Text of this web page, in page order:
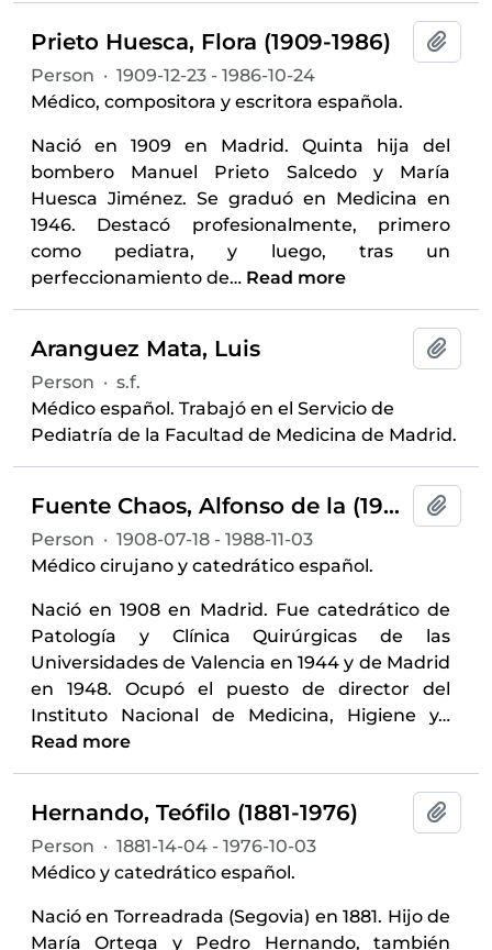
Prieto Huesca, Flora‏ ‎(1909-1986)
Person · 1909-12-23 - 1986-10-24
Médico, compositora y escritora española.
Nació en 1909 en Madrid. Quinta hija del
bombero Manuel Prieto Salcedo y María
Huesca Jiménez. Se graduó en Medicina en
1946. Destacó profesionalmente, primero
como pediatra, y luego, tras un
perfeccionamiento de… Read more
Aranguez Mata, Luis
Person · s.f.
Médico español. Trabajó en el Servicio de
Pediatría de la Facultad de Medicina de Madrid.
Fuente Chaos, Alfonso de la (1908-1988)
Person · 1908-07-18 - 1988-11-03
Médico cirujano y catedrático español.
Nació en 1908 en Madrid. Fue catedrático de
Patología y Clínica Quirúrgicas de las
Universidades de Valencia en 1944 y de Madrid
en 1948. Ocupó el puesto de director del
Instituto Nacional de Medicina, Higiene y…
Read more
Hernando, Teófilo (1881-1976)
Person · 1881-14-04 - 1976-10-03
Médico y catedrático español.
Nació en Torreadrada (Segovia) en 1881. Hijo de
María Ortega y Pedro Hernando, también